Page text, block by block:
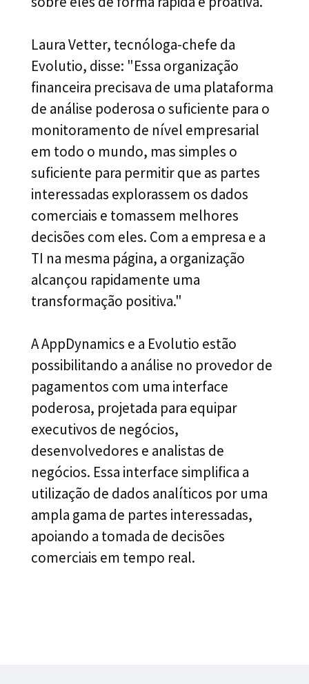
Laura Vetter, tecnóloga-chefe da
Evolutio, disse: "Essa organização
financeira precisava de uma plataforma
de análise poderosa o suficiente para o
monitoramento de nível empresarial
em todo o mundo, mas simples o
suficiente para permitir que as partes
interessadas explorassem os dados
comerciais e tomassem melhores
decisões com eles. Com a empresa e a
TI na mesma página, a organização
alcançou rapidamente uma
transformação positiva."
A AppDynamics e a Evolutio estão
possibilitando a análise no provedor de
pagamentos com uma interface
poderosa, projetada para equipar
executivos de negócios,
desenvolvedores e analistas de
negócios. Essa interface simplifica a
utilização de dados analíticos por uma
ampla gama de partes interessadas,
apoiando a tomada de decisões
comerciais em tempo real.